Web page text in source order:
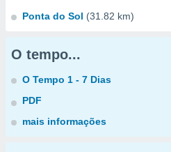
Ponta do Sol (31.82 km)
O tempo...
O Tempo 1 - 7 Dias
PDF
mais informações